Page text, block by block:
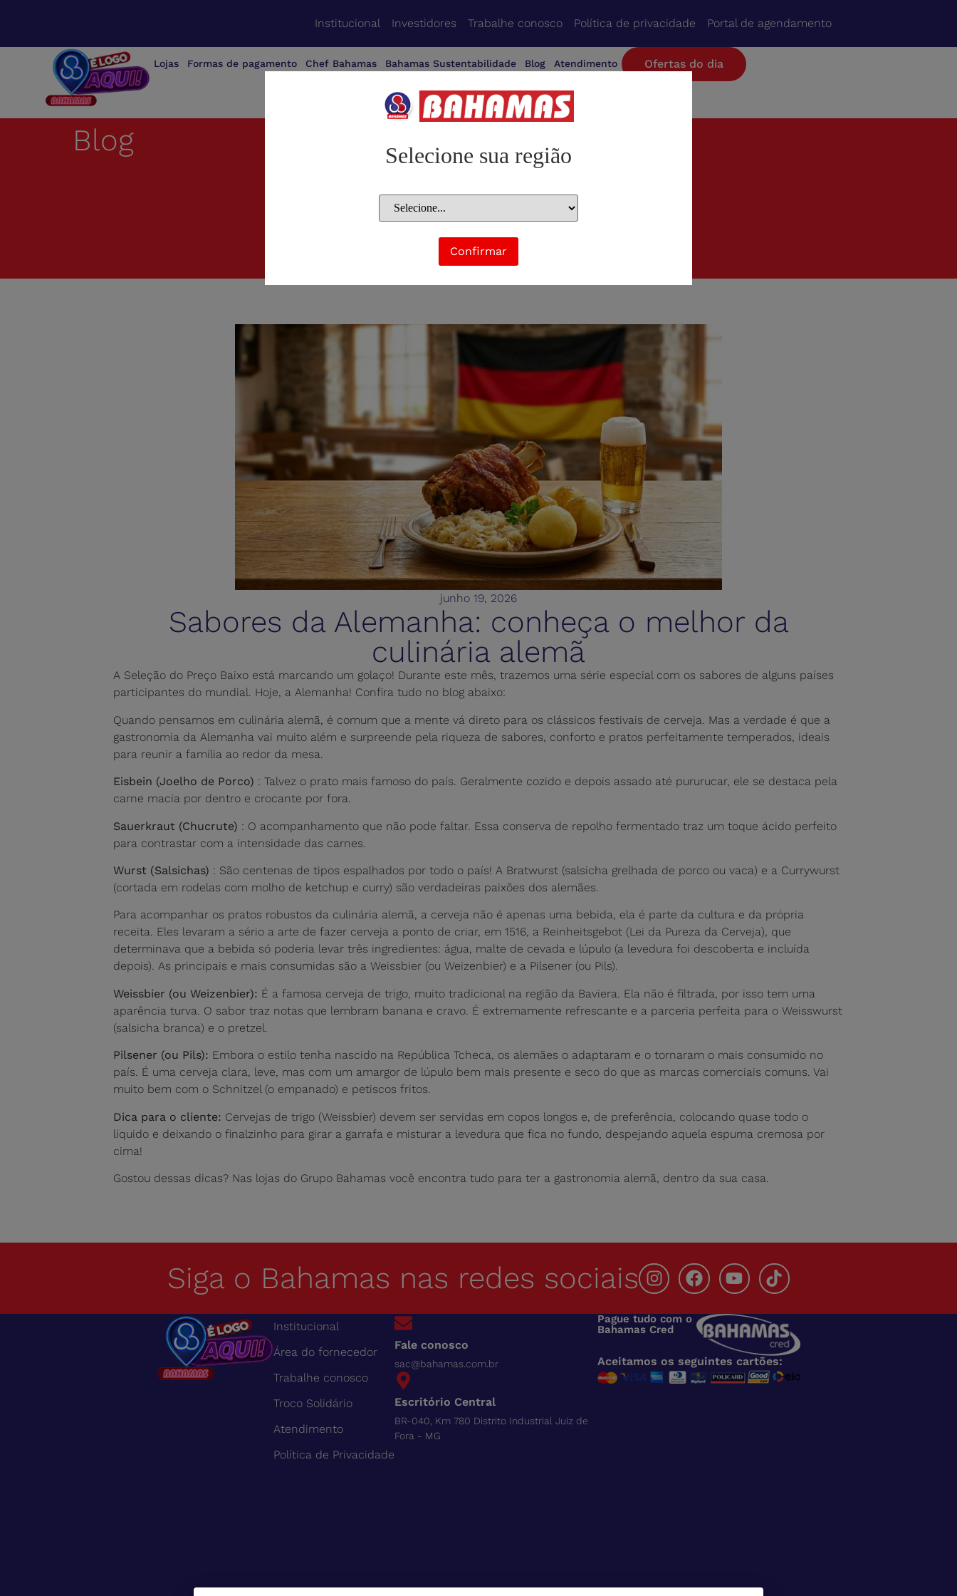
Selecione sua região
Confirmar
Institucional Investidores Trabalhe conosco Política de privacidade Portal de agendamento
Lojas Formas de pagamento Chef Bahamas Bahamas Sustentabilidade Blog Atendimento Ofertas do dia
Blog
junho 19, 2026
Sabores da Alemanha: conheça o melhor da
culinária alemã
A Seleção do Preço Baixo está marcando um golaço! Durante este mês, trazemos uma série especial com os sabores de alguns países
participantes do mundial. Hoje, a Alemanha! Confira tudo no blog abaixo:
Quando pensamos em culinária alemã, é comum que a mente vá direto para os clássicos festivais de cerveja. Mas a verdade é que a
gastronomia da Alemanha vai muito além e surpreende pela riqueza de sabores, conforto e pratos perfeitamente temperados, ideais
para reunir a família ao redor da mesa.
Eisbein (Joelho de Porco) : Talvez o prato mais famoso do país. Geralmente cozido e depois assado até pururucar, ele se destaca pela
carne macia por dentro e crocante por fora.
Sauerkraut (Chucrute) : O acompanhamento que não pode faltar. Essa conserva de repolho fermentado traz um toque ácido perfeito
para contrastar com a intensidade das carnes.
Wurst (Salsichas) : São centenas de tipos espalhados por todo o país! A Bratwurst (salsicha grelhada de porco ou vaca) e a Currywurst
(cortada em rodelas com molho de ketchup e curry) são verdadeiras paixões dos alemães.
Para acompanhar os pratos robustos da culinária alemã, a cerveja não é apenas uma bebida, ela é parte da cultura e da própria
receita. Eles levaram a sério a arte de fazer cerveja a ponto de criar, em 1516, a Reinheitsgebot (Lei da Pureza da Cerveja), que
determinava que a bebida só poderia levar três ingredientes: água, malte de cevada e lúpulo (a levedura foi descoberta e incluída
depois). As principais e mais consumidas são a Weissbier (ou Weizenbier) e a Pilsener (ou Pils).
Weissbier (ou Weizenbier): É a famosa cerveja de trigo, muito tradicional na região da Baviera. Ela não é filtrada, por isso tem uma
aparência turva. O sabor traz notas que lembram banana e cravo. É extremamente refrescante e a parceria perfeita para o Weisswurst
(salsicha branca) e o pretzel.
Pilsener (ou Pils): Embora o estilo tenha nascido na República Tcheca, os alemães o adaptaram e o tornaram o mais consumido no
país. É uma cerveja clara, leve, mas com um amargor de lúpulo bem mais presente e seco do que as marcas comerciais comuns. Vai
muito bem com o Schnitzel (o empanado) e petiscos fritos.
Dica para o cliente: Cervejas de trigo (Weissbier) devem ser servidas em copos longos e, de preferência, colocando quase todo o
líquido e deixando o finalzinho para girar a garrafa e misturar a levedura que fica no fundo, despejando aquela espuma cremosa por
cima!
Gostou dessas dicas? Nas lojas do Grupo Bahamas você encontra tudo para ter a gastronomia alemã, dentro da sua casa.
Siga o Bahamas nas redes sociais
Institucional
Área do fornecedor
Trabalhe conosco
Troco Solidário
Atendimento
Política de Privacidade
Fale conosco
sac@bahamas.com.br
Escritório Central
BR-040, Km 780 Distrito Industrial Juiz de
Fora - MG
Pague tudo com o
Bahamas Cred
Aceitamos os seguintes cartões: